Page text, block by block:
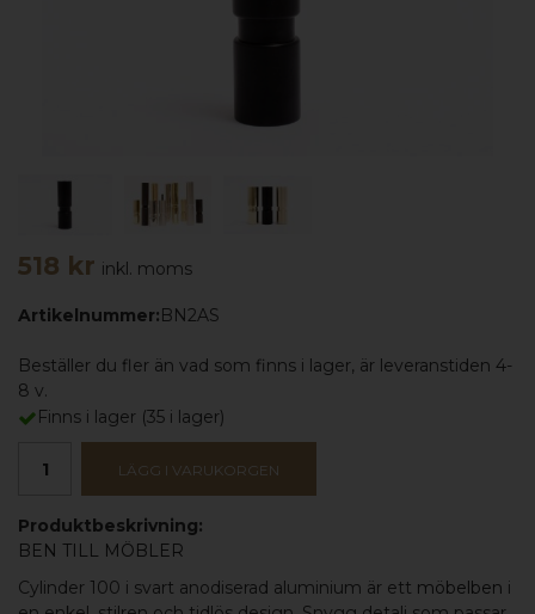
518 kr inkl. moms
Artikelnummer: BN2AS
Beställer du fler än vad som finns i lager, är leveranstiden 4-
8 v.
Finns i lager (35 i lager)
LÄGG I VARUKORGEN
Produktbeskrivning:
BEN TILL MÖBLER
Cylinder 100 i svart anodiserad aluminium är ett möbelben i